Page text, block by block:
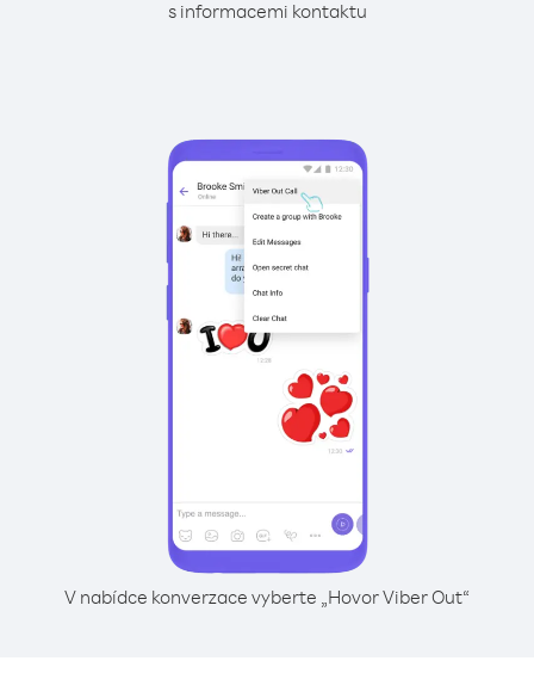
s informacemi kontaktu
V nabídce konverzace vyberte „Hovor Viber Out“